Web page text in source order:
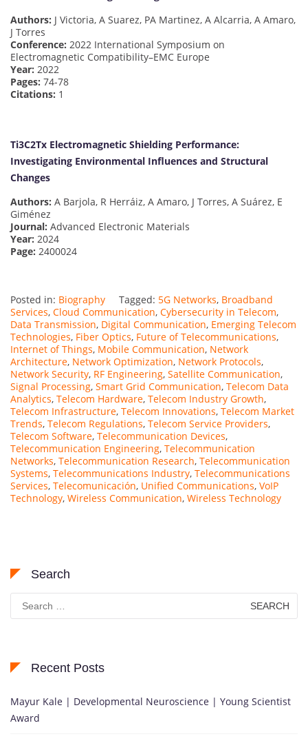
Authors: J Victoria, A Suarez, PA Martinez, A Alcarria, A Amaro,
J Torres
Conference: 2022 International Symposium on
Electromagnetic Compatibility–EMC Europe
Year: 2022
Pages: 74-78
Citations: 1
Ti3C2Tx Electromagnetic Shielding Performance:
Investigating Environmental Influences and Structural
Changes
Authors: A Barjola, R Herráiz, A Amaro, J Torres, A Suárez, E
Giménez
Journal: Advanced Electronic Materials
Year: 2024
Page: 2400024
Posted in: Biography Tagged: 5G Networks, Broadband
Services, Cloud Communication, Cybersecurity in Telecom,
Data Transmission, Digital Communication, Emerging Telecom
Technologies, Fiber Optics, Future of Telecommunications,
Internet of Things, Mobile Communication, Network
Architecture, Network Optimization, Network Protocols,
Network Security, RF Engineering, Satellite Communication,
Signal Processing, Smart Grid Communication, Telecom Data
Analytics, Telecom Hardware, Telecom Industry Growth,
Telecom Infrastructure, Telecom Innovations, Telecom Market
Trends, Telecom Regulations, Telecom Service Providers,
Telecom Software, Telecommunication Devices,
Telecommunication Engineering, Telecommunication
Networks, Telecommunication Research, Telecommunication
Systems, Telecommunications Industry, Telecommunications
Services, Telecomunicación, Unified Communications, VoIP
Technology, Wireless Communication, Wireless Technology
Search
Search
for:
Recent Posts
Mayur Kale | Developmental Neuroscience | Young Scientist
Award